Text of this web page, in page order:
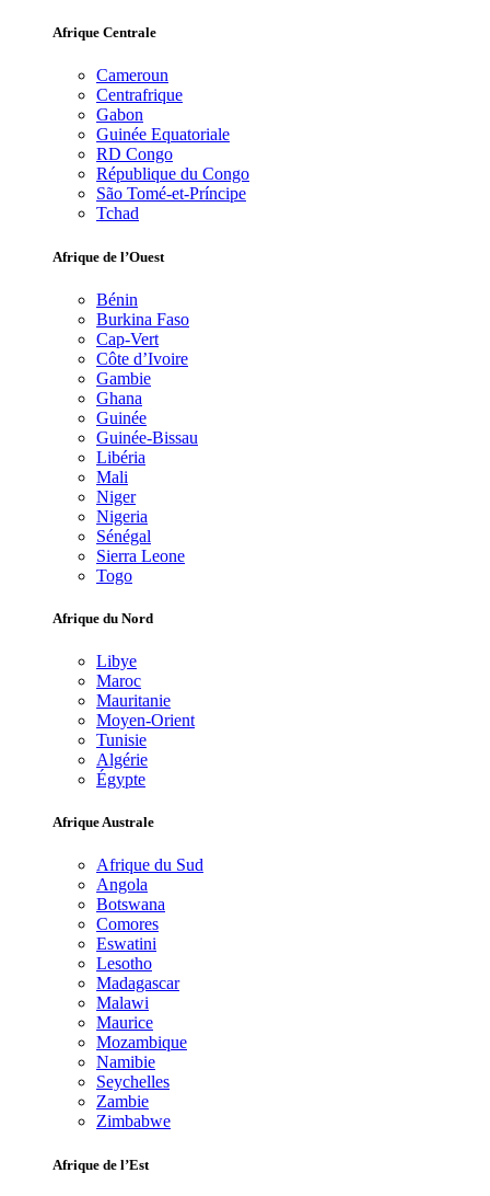
Afrique Centrale
Cameroun
Centrafrique
Gabon
Guinée Equatoriale
RD Congo
République du Congo
São Tomé-et-Príncipe
Tchad
Afrique de l’Ouest
Bénin
Burkina Faso
Cap-Vert
Côte d’Ivoire
Gambie
Ghana
Guinée
Guinée-Bissau
Libéria
Mali
Niger
Nigeria
Sénégal
Sierra Leone
Togo
Afrique du Nord
Libye
Maroc
Mauritanie
Moyen-Orient
Tunisie
Algérie
Égypte
Afrique Australe
Afrique du Sud
Angola
Botswana
Comores
Eswatini
Lesotho
Madagascar
Malawi
Maurice
Mozambique
Namibie
Seychelles
Zambie
Zimbabwe
Afrique de l’Est